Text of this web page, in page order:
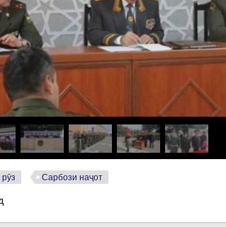
Сарбози наҷот